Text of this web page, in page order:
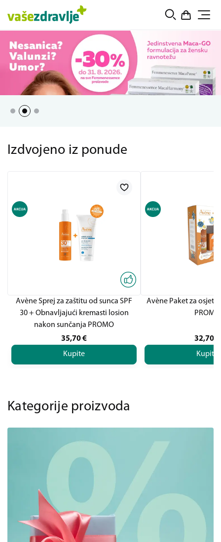
Izdvojeno iz ponude
Avène Sprej za zaštitu od sunca SPF
30 + Obnavljajući kremasti losion
nakon sunčanja PROMO
35,70€
Kupite
Avène Paket za
PROMO
32,70
Kupite
Kategorije proizvoda